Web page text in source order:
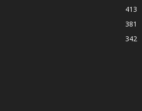
413
381
342